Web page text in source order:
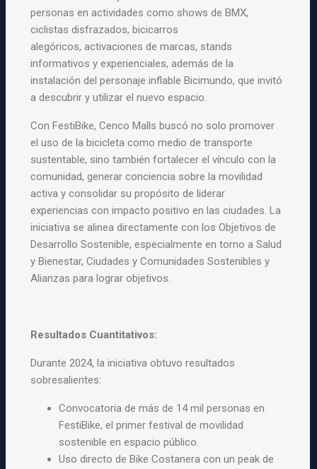
personas en actividadescomo shows de BMX,
ciclistas disfrazados, bicicarros
alegóricos,activaciones de marcas, stands
informativos y experienciales, ademásde la
instalación del personaje inflable Bicimundo, que invitó
adescubrir y utilizar el nuevo espacio.
Con FestiBike, Cenco Malls buscó no solo promover
el uso de labicicleta como medio de transporte
sustentable, sino tambiénfortalecer el vínculo con la
comunidad, generar conciencia sobre lamovilidad
activa y consolidar su propósito de liderar
experiencias conimpacto positivo en las ciudades. La
iniciativa se alinea directamentecon los Objetivos de
Desarrollo Sostenible, especialmente en torno aSalud
y Bienestar, Ciudades y Comunidades Sostenibles y
Alianzas paralograr objetivos.
Resultados Cuantitativos:
Durante 2024, la iniciativa obtuvo resultados
sobresalientes:
Convocatoria de más de 14 mil personas en
FestiBike, el primerfestival de movilidad
sostenible en espacio público.
Uso directo de Bike Costanera con un peak de